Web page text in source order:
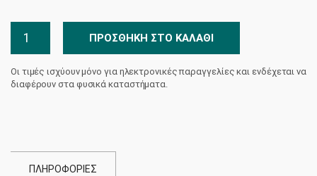
Vorinos
Κτήμα
Silva
ΠΡΟΣΘΉΚΗ ΣΤΟ ΚΑΛΆΘΙ
Οι τιμές ισχύουν μόνο για ηλεκτρονικές παραγγελίες και ενδέχεται να
διαφέρουν στα φυσικά καταστήματα.
ΠΛΗΡΟΦΟΡΙΕΣ